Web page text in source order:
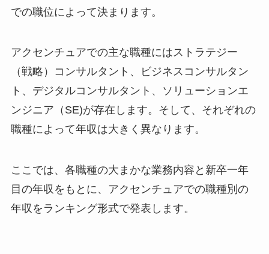
での職位によって決まります。
アクセンチュアでの主な職種にはストラテジー
（戦略）コンサルタント、ビジネスコンサルタン
ト、デジタルコンサルタント、ソリューションエ
ンジニア（SE)が存在します。そして、それぞれの
職種によって年収は大きく異なります。
ここでは、各職種の大まかな業務内容と新卒一年
目の年収をもとに、アクセンチュアでの職種別の
年収をランキング形式で発表します。